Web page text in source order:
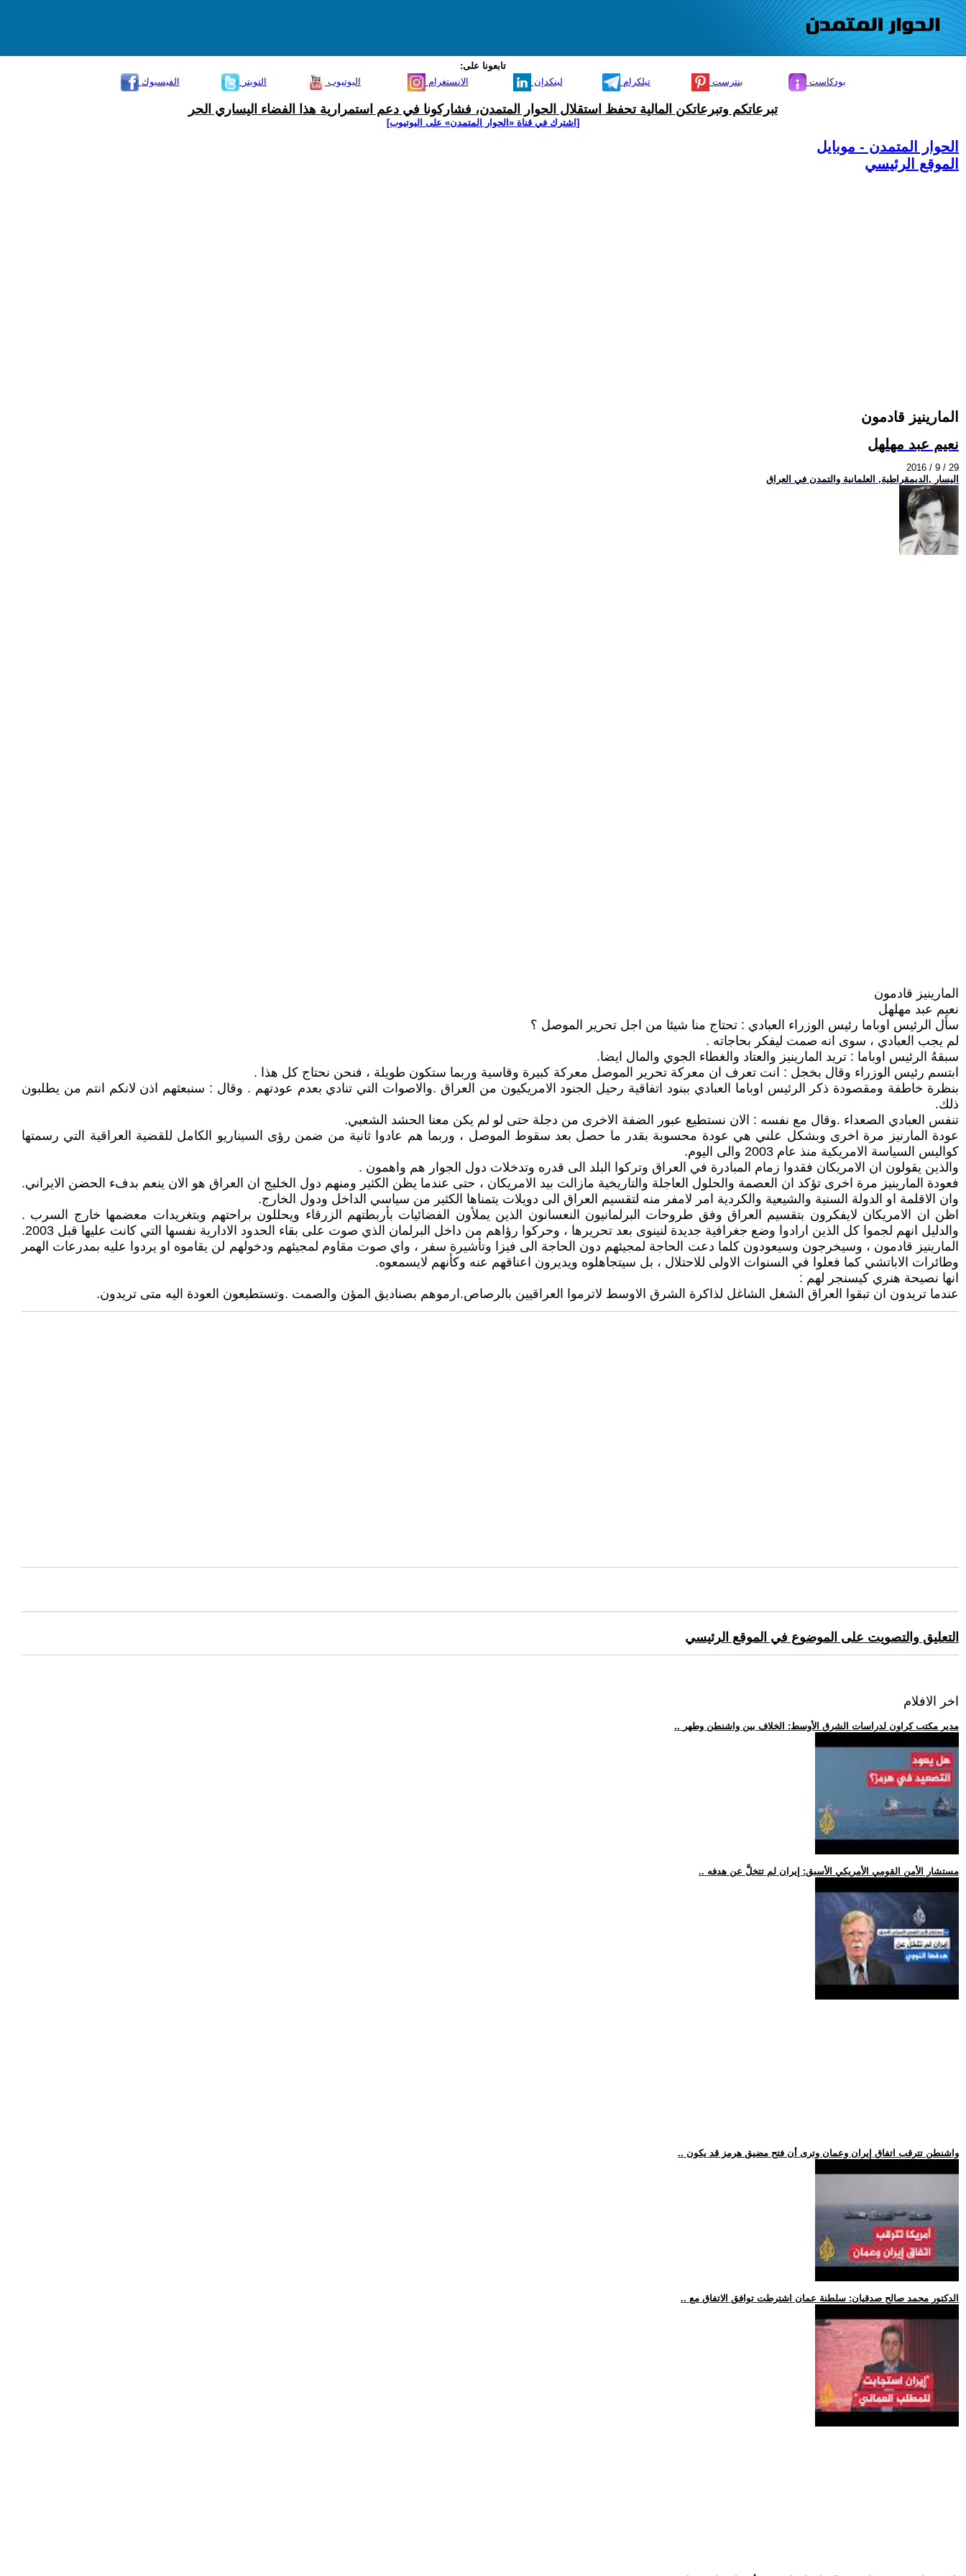
تابعونا على:
الفيسبوك
التويتر اليوتيوب الانستغرام لينكدإن تيلكرام بنترست بودكاست
تبرعاتكم وتبرعاتكن المالية تحفظ استقلال الحوار المتمدن، فشاركونا في دعم استمرارية هذا الفضاء اليساري الحر
[اشترك في قناة ‫«الحوار المتمدن» على اليوتيوب]
الحوار المتمدن - موبايل
الموقع الرئيسي
المارينيز قادمون
نعيم عبد مهلهل
2016 / 9 / 29
اليسار ,الديمقراطية, العلمانية والتمدن في العراق
المارينيز قادمون
نعيم عبد مهلهل
سأل الرئيس اوباما رئيس الوزراء العبادي : تحتاج منا شيئا من اجل تحرير الموصل ؟
لم يجب العبادي ، سوى انه صمت ليفكر بحاجاته .
سبقهُ الرئيس اوباما : تريد المارينيز والعتاد والغطاء الجوي والمال ايضا.
ابتسم رئيس الوزراء وقال بخجل : انت تعرف ان معركة تحرير الموصل معركة كبيرة وقاسية وربما ستكون طويلة ، فنحن نحتاج كل هذا .
بنظرة خاطفة ومقصودة ذكر الرئيس اوباما العبادي ببنود اتفاقية رحيل الجنود الامريكيون من العراق .والاصوات التي تنادي بعدم عودتهم . وقال : سنبعثهم اذن لانكم انتم من يطلبون
ذلك.
تنفس العبادي الصعداء .وقال مع نفسه : الان نستطيع عبور الضفة الاخرى من دجلة حتى لو لم يكن معنا الحشد الشعبي.
عودة المارنيز مرة اخرى وبشكل علني هي عودة محسوبة بقدر ما حصل بعد سقوط الموصل ، وربما هم عادوا ثانية من ضمن رؤى السيناريو الكامل للقضية العراقية التي رسمتها
كواليس السياسة الامريكية منذ عام 2003 والى اليوم.
والذين يقولون ان الامريكان فقدوا زمام المبادرة في العراق وتركوا البلد الى قدره وتدخلات دول الجوار هم واهمون .
فعودة المارينيز مرة اخرى تؤكد ان العصمة والحلول العاجلة والتاريخية مازالت بيد الامريكان ، حتى عندما يظن الكثير ومنهم دول الخليج ان العراق هو الان ينعم بدفء الحضن الايراني.
وان الاقلمة او الدولة السنية والشيعية والكردية امر لامفر منه لتقسيم العراق الى دويلات يتمناها الكثير من سياسي الداخل ودول الخارج.
اظن ان الامريكان لايفكرون بتقسيم العراق وفق طروحات البرلمانيون النعسانون الذين يملأون الفضائيات بأربطتهم الزرقاء ويحللون براحتهم وبتغريدات معضمها خارج السرب .
والدليل انهم لجموا كل الذين ارادوا وضع جغرافية جديدة لنينوى بعد تحريرها ، وحركوا رؤاهم من داخل البرلمان الذي صوت على بقاء الحدود الادارية نفسها التي كانت عليها قبل 2003.
المارينيز قادمون ، وسيخرجون وسيعودون كلما دعت الحاجة لمجيئهم دون الحاجة الى فيزا وتأشيرة سفر ، واي صوت مقاوم لمجيئهم ودخولهم لن يقاموه او يردوا عليه بمدرعات الهمر
وطائرات الاباتشي كما فعلوا في السنوات الاولى للاحتلال ، بل سيتجاهلوه ويديرون اعناقهم عنه وكأنهم لايسمعوه.
انها نصيحة هنري كيسنجر لهم :
عندما تريدون ان تبقوا العراق الشغل الشاغل لذاكرة الشرق الاوسط لاترموا العراقيين بالرصاص.ارموهم بصناديق المؤن والصمت .وتستطيعون العودة اليه متى تريدون.
التعليق والتصويت على الموضوع في الموقع الرئيسي
اخر الافلام
.. مدير مكتب كراون لدراسات الشرق الأوسط: الخلاف بين واشنطن وطهر
.. مستشار الأمن القومي الأمريكي الأسبق: إيران لم تتخلَّ عن هدفه
.. واشنطن تترقب اتفاق إيران وعمان وترى أن فتح مضيق هرمز قد يكون
.. الدكتور محمد صالح صدقيان: سلطنة عمان اشترطت توافق الاتفاق مع